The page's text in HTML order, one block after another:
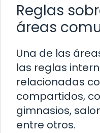
Reglas
áreas
Una de las
las reglas
relacionadas
compartidos,
gimnasios,
entre otros.